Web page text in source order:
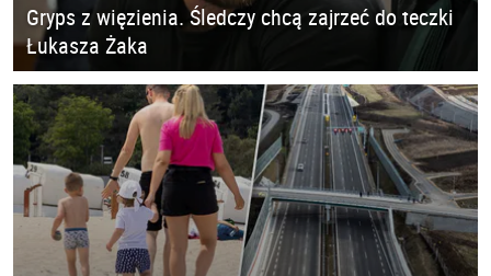
Gryps z więzienia. Śledczy chcą zajrzeć do teczki
Łukasza Żaka